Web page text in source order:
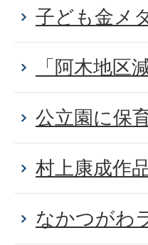
子ども金メ
「阿木地区
公立園に保
村上康成作
なかつがわ